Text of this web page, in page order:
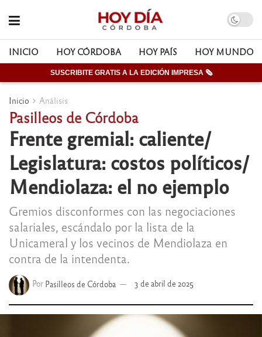
INICIO HOY CÓRDOBA HOY PAÍS HOY MUNDO
SUSCRIBITE GRATIS A LA EDICIÓN IMPRESA 🗞
Inicio Análisis
Pasilleos de Córdoba
Frente gremial: caliente/
Legislatura: costos políticos/
Mendiolaza: el no ejemplo
Gremios disconformes con las negociaciones
salariales, escándalo por la lista de la
Unicameral y los vecinos de Mendiolaza en
contra de la intendenta.
Por Pasilleos de Córdoba 3 de abril de 2025